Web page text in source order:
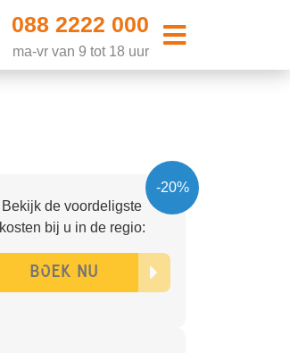
088 2222 000
ma-vr van 9 tot 18 uur
-20%
Bekijk de voordeligste
kosten bij u in de regio: